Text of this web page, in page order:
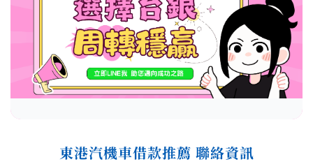
東港汽機車借款推薦 聯絡資訊